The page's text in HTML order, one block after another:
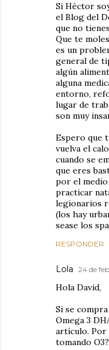
Si Héctor
el Blog del
que no
Que te
es un
general de
algún
alguna
entorno,
lugar de
son muy
Espero que
vuelva el
cuando se
que eres
por el
practicar
legionarios
(los hay
sease los
RESPONDER
Lola 24 de
Hola David,
Si se
Omega 3
artículo. Por
tomando